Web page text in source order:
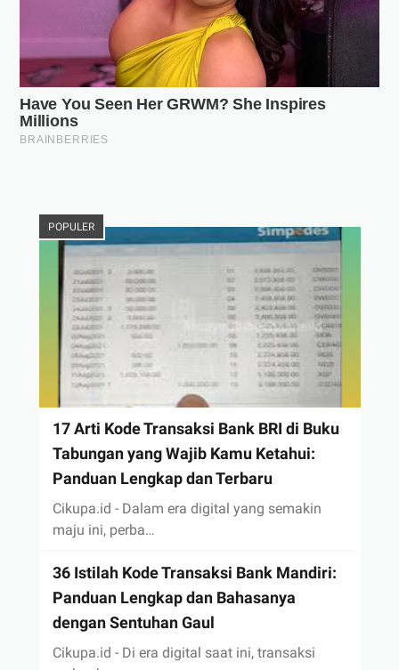
POPULER
17 Arti Kode Transaksi Bank BRI di Buku
Tabungan yang Wajib Kamu Ketahui:
Panduan Lengkap dan Terbaru
Cikupa.id - Dalam era digital yang semakin
maju ini, perba…
36 Istilah Kode Transaksi Bank Mandiri:
Panduan Lengkap dan Bahasanya
dengan Sentuhan Gaul
Cikupa.id - Di era digital saat ini, transaksi